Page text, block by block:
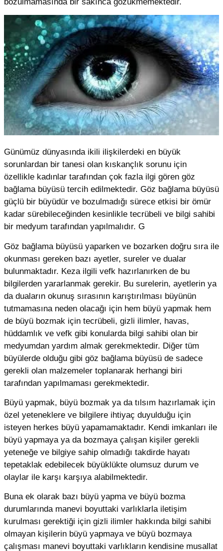
Günümüz dünyasında ikili ilişkilerdeki en büyük
sorunlardan bir tanesi olan kıskançlık sorunu için
özellikle kadınlar tarafından çok fazla ilgi gören göz
bağlama büyüsü tercih edilmektedir. Göz bağlama büyüsü
güçlü bir büyüdür ve bozulmadığı sürece etkisi bir ömür
kadar sürebileceğinden kesinlikle tecrübeli ve bilgi sahibi
bir medyum tarafından yapılmalıdır. G
Göz bağlama büyüsü yaparken ve bozarken doğru sıra ile
okunması gereken bazı ayetler, sureler ve dualar
bulunmaktadır. Keza ilgili vefk hazırlanırken de bu
bilgilerden yararlanmak gerekir. Bu surelerin, ayetlerin ya
da duaların okunuş sırasının karıştırılması büyünün
tutmamasına neden olacağı için hem büyü yapmak hem
de büyü bozmak için tecrübeli, gizli ilimler, havas,
hüddamlık ve vefk gibi konularda bilgi sahibi olan bir
medyumdan yardım almak gerekmektedir. Diğer tüm
büyülerde olduğu gibi göz bağlama büyüsü de sadece
gerekli olan malzemeler toplanarak herhangi biri
tarafından yapılmaması gerekmektedir.
Büyü yapmak, büyü bozmak ya da tılsım hazırlamak için
özel yeteneklere ve bilgilere ihtiyaç duyulduğu için
isteyen herkes büyü yapamamaktadır. Kendi imkanları ile
büyü yapmaya ya da bozmaya çalışan kişiler gerekli
yeteneğe ve bilgiye sahip olmadığı takdirde hayatı
tepetaklak edebilecek büyüklükte olumsuz durum ve
olaylar ile karşı karşıya alabilmektedir.
Buna ek olarak bazı büyü yapma ve büyü bozma
durumlarında manevi boyuttaki varlıklarla iletişim
kurulması gerektiği için gizli ilimler hakkında bilgi sahibi
olmayan kişilerin büyü yapmaya ve büyü bozmaya
çalışması manevi boyuttaki varlıkların kendisine musallat